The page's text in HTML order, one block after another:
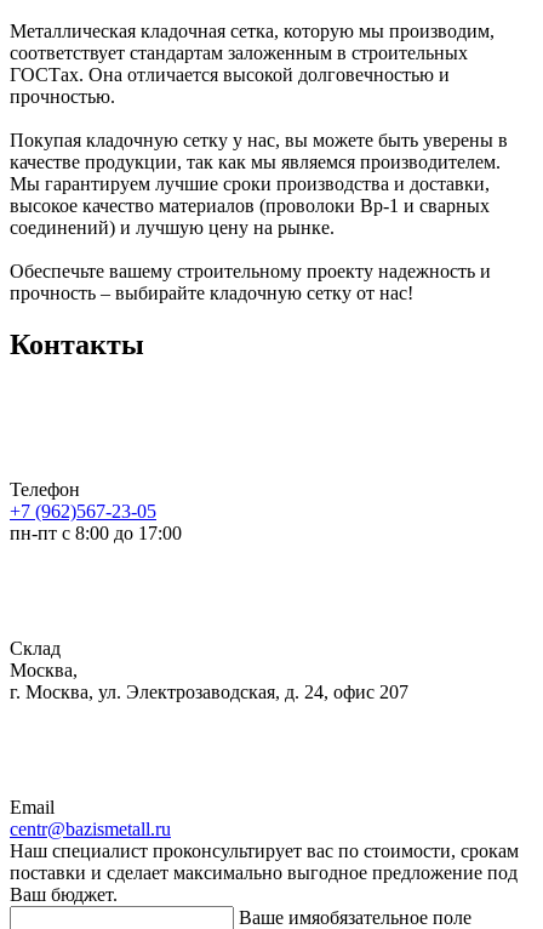
Металлическая кладочная сетка, которую мы производим,
соответствует стандартам заложенным в строительных
ГОСТах. Она отличается высокой долговечностью и
прочностью.
Покупая кладочную сетку у нас, вы можете быть уверены в
качестве продукции, так как мы являемся производителем.
Мы гарантируем лучшие сроки производства и доставки,
высокое качество материалов (проволоки Вр-1 и сварных
соединений) и лучшую цену на рынке.
Обеспечьте вашему строительному проекту надежность и
прочность – выбирайте кладочную сетку от нас!
Контакты
Телефон
+7 (962)567-23-05
пн-пт с 8:00 до 17:00
Склад
Москва,
г. Москва, ул. Электрозаводская, д. 24, офис 207
Email
centr@bazismetall.ru
Наш специалист проконсультирует вас по стоимости, срокам
поставки и сделает максимально выгодное предложение под
Ваш бюджет.
Ваше имяобязательное поле